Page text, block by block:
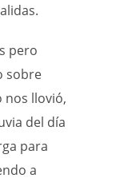
pero
sobre
nos llovió,
del día
para
a